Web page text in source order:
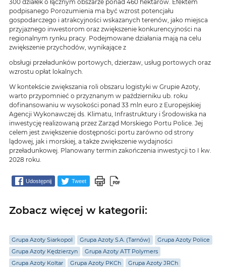
300 działek o łącznym obszarze ponad 460 hektarów. Efektem
podpisanego Porozumienia ma być wzrost potencjału
gospodarczego i atrakcyjności wskazanych terenów, jako miejsca
przyjaznego inwestorom oraz zwiększenie konkurencyjności na
regionalnym rynku pracy. Podejmowane działania mają na celu
zwiększenie przychodów, wynikające z
obsługi przeładunków portowych, dzierżaw, usług portowych oraz
wzrostu opłat lokalnych.
W kontekście zwiększania roli obszaru logistyki w Grupie Azoty,
warto przypomnieć o przyznanym w październiku ub. roku
dofinansowaniu w wysokości ponad 33 mln euro z Europejskiej
Agencji Wykonawczej ds. Klimatu, Infrastruktury i Środowiska na
inwestycję realizowaną przez Zarząd Morskiego Portu Police. Jej
celem jest zwiększenie dostępności portu zarówno od strony
lądowej, jak i morskiej, a także zwiększenie wydajności
przeładunkowej. Planowany termin zakończenia inwestycji to I kw.
2028 roku.
Udostępnij Tweet
Zobacz więcej w kategorii:
Grupa Azoty Siarkopol Grupa Azoty S.A. (Tarnów)
Grupa Azoty Police
Grupa Azoty Kędzierzyn
Grupa Azoty ATT Polymers
Grupa Azoty Koltar
Grupa Azoty PKCh
Grupa Azoty JRCh